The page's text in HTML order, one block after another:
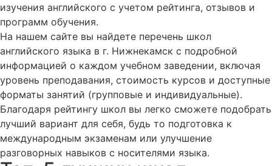
изучения английского с учетом рейтинга, отзывов и
программ обучения.
На нашем сайте вы найдете перечень школ
английского языка в г. Нижнекамск с подробной
информацией о каждом учебном заведении, включая
уровень преподавания, стоимость курсов и доступные
форматы занятий (групповые и индивидуальные).
Благодаря рейтингу школ вы легко сможете подобрать
лучший вариант для себя, будь то подготовка к
международным экзаменам или улучшение
разговорных навыков с носителями языка.